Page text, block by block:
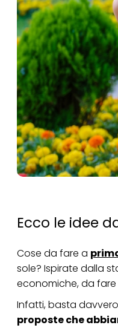
Ecco le idee
Cose da fare a
sole? Ispirate dalla
economiche, da
Infatti, basta
proposte che